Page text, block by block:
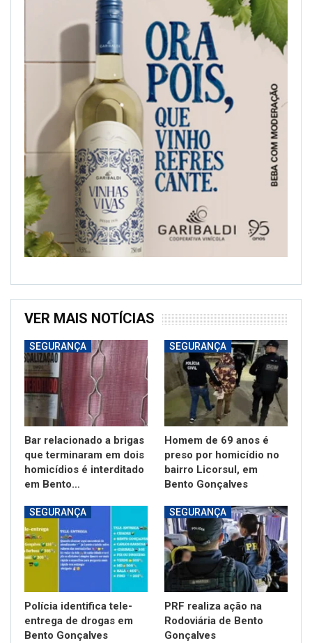
VER MAIS NOTÍCIAS
SEGURANÇA
Bar relacionado a brigas
que terminaram em dois
homicídios é interditado
em Bento…
SEGURANÇA
Homem de 69 anos é
preso por homicídio no
bairro Licorsul, em
Bento Gonçalves
SEGURANÇA
Polícia identifica tele-
entrega de drogas em
Bento Gonçalves
SEGURANÇA
PRF realiza ação na
Rodoviária de Bento
Gonçalves